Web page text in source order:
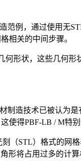
造范例，通过使用
相关的中间步骤。
形状，这些几何
造技术已被认为
得PBF-LB / M特
（STL）格式的网
形将占用过多的计